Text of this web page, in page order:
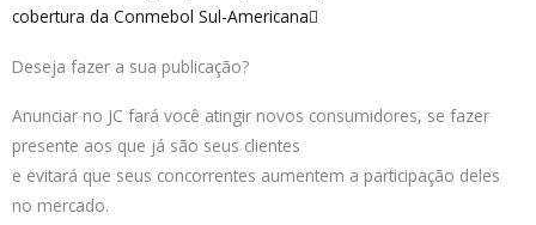
cobertura da Conmebol Sul-Americana
Deseja fazer a sua publicação?
Anunciar no JC fará você atingir novos consumidores, se fazer
presente aos que já são seus clientes
e evitará que seus concorrentes aumentem a participação deles
no mercado.